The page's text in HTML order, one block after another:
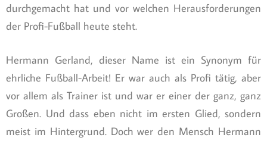
durchgemacht hat und vor welchen Herausforderungen
der Profi-Fußball heute steht.
Hermann Gerland, dieser Name ist ein Synonym für
ehrliche Fußball-Arbeit! Er war auch als Profi tätig, aber
vor allem als Trainer ist und war er einer der ganz, ganz
Großen. Und dass eben nicht im ersten Glied, sondern
meist im Hintergrund. Doch wer den Mensch Hermann